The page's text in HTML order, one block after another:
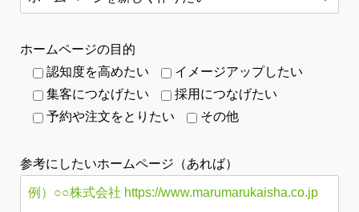
ホームページの目的
認知度を高めたい
イメージアップしたい
集客につなげたい
採用につなげたい
予約や注文をとりたい
その他
参考にしたいホームページ（あれば）